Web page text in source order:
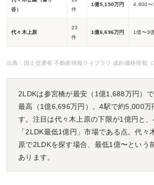
谷）
件
1億5,150万円 4,800〜
代々木上原
23
件
1億6,696万円 1億〜3
出典：国土交通省 不動産情報ライブラリ 成約価格情報（
2LDKは参宮橋が最安（1億1,688万円）
最高（1億6,696万円）。4駅で約5,000万
す。注目は代々木上原の下限が1億円と
「2LDK最低1億円」市場である点。代々
原で2LDKを探す場合、最低1億〜という
あります。